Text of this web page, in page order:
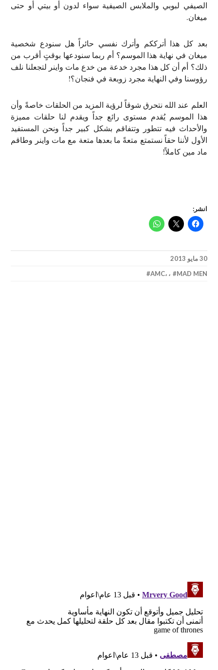
الصيفي لبوبي والملابس الصيفية سواء لدون أو بيتي أو حتى
ميغان.
بعد كل هذا أترككم وأترك نفسي حائراً هل سنودع شخصية
ميغان في نهاية هذا الموسم؟ أم ربما سنودعها بوقتٍ أقرب من
ذلك؟ أم أن كل هذا مجرد خدعة من خدع مات واينر لتجعلنا نلف
رؤوسنا وفي النهاية مجرد زوبعة في فنجان؟!
العلم عند الله نتحرق شوقاً لرؤية المزيد من الحلقات خاصةً وأن
هذا الموسم يُقدم مستوى رائع جداً ويقدم لنا حلقات مميزة
والأحداث فيه تتطور وتتفاقم بشكل كبير جداً ونحن المستفيد
الأول لأننا حقاً نستمتع متعةً ما بعدها متعة مع مات واينر وطاقم
ماد مين كاملاً!
انشر:
30 مايو 2013
AMC، ، MAD MEN